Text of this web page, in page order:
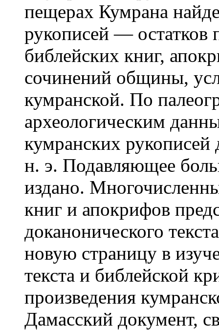
пещерах Кумрана
рукописей — остатков
библейских книг,
сочинений общины,
кумранской. По
археологическим
кумранских
н. э. Подавляющее
издано.
книг и апокрифов
доканонического
новую страницу в
текста и библейской
произведения
Дамасский документ,